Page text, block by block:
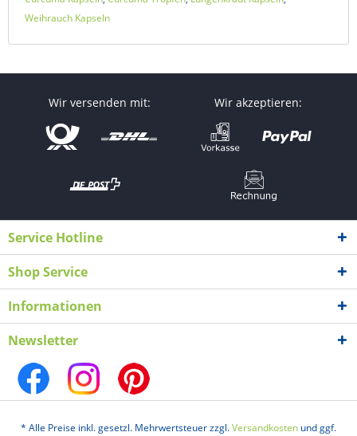
Weihrauch Kapseln
Wir versenden mit: Wir akzeptieren:
Service Hotline
Shop Service
Informationen
Newsletter
* Alle Preise inkl. gesetzl. Mehrwertsteuer zzgl.Versandkosten und ggf.